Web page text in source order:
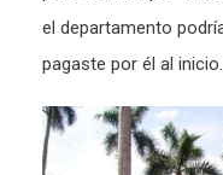
el departamento
pagaste por él al